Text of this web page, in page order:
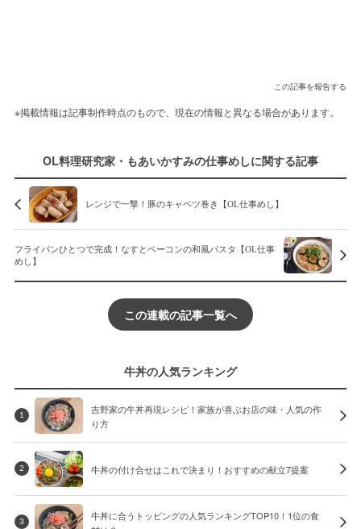
この記事を報告する
※掲載情報は記事制作時点のもので、現在の情報と異なる場合があります。
OL料理研究家・もあいかすみの仕事めしに関する記事
レンジで一撃！豚のキャベツ巻き【OL仕事めし】
フライパンひとつで完成！なすとベーコンの和風パスタ【OL仕事
めし】
この連載の記事一覧へ
牛丼の人気ランキング
1
吉野家の牛丼再現レシピ！家族が喜ぶお店の味・人気の作
り方
2 牛丼の付け合せはこれで決まり！おすすめの献立7提案
3
牛丼に合うトッピングの人気ランキングTOP10！1位の食